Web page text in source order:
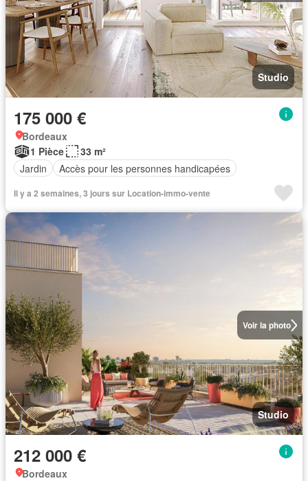
Studio
175 000 €
Bordeaux
1 Pièce
33 m²
Jardin
Accès pour les personnes handicapées
Il y a 2 semaines, 3 jours sur Location-immo-vente
Voir la photo
Studio
212 000 €
Bordeaux